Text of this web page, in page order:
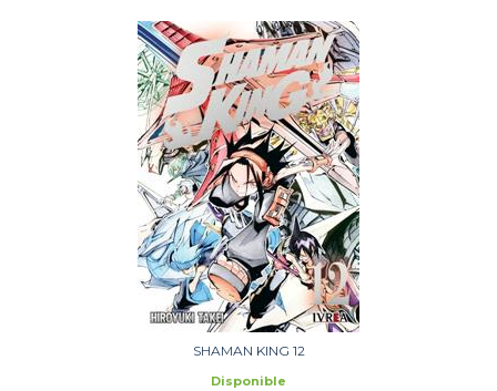
SHAMAN KING 12
Disponible